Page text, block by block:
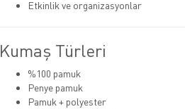
Etkinlik ve organizasyonlar
Kumaş Türleri
%100 pamuk
Penye pamuk
Pamuk + polyester